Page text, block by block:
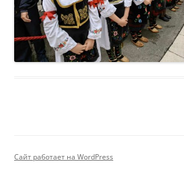
Сайт работает на WordPress